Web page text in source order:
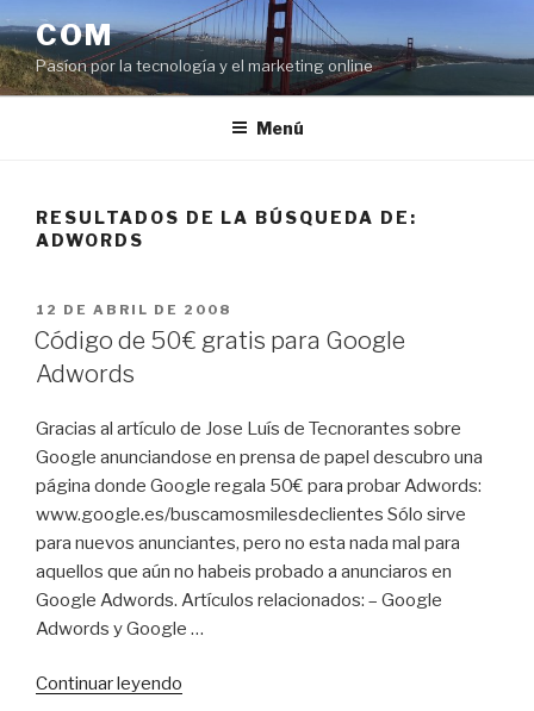
al
contenido
COM
Pasíon por la tecnología y el marketing online
Menú
RESULTADOS DE LA BÚSQUEDA DE:
ADWORDS
PUBLICADO
EL
12 DE ABRIL DE 2008
Código de 50€ gratis para Google
Adwords
Gracias al artículo de Jose Luís de Tecnorantes sobre
Google anunciandose en prensa de papel descubro una
página donde Google regala 50€ para probar Adwords:
www.google.es/buscamosmilesdeclientes Sólo sirve
para nuevos anunciantes, pero no esta nada mal para
aquellos que aún no habeis probado a anunciaros en
Google Adwords. Artículos relacionados: – Google
Adwords y Google …
Continuar leyendo